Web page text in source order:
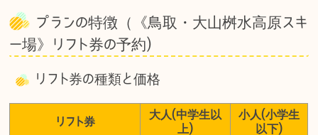
プランの特徴（《鳥取・大山桝水高原スキ
ー場》リフト券の予約)
リフト券の種類と価格
リフト券
大人(中学生以
上)
小人(小学生
以下)